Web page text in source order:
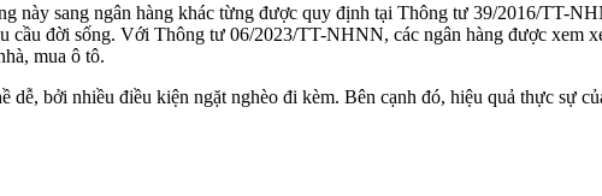
này sang ngân hàng khác từng được quy định tại Thông tư 39/2016/TT-
cầu đời sống. Với Thông tư 06/2023/TT-NHNN, các ngân hàng được xem
mua ô tô.
dễ, bởi nhiều điều kiện ngặt nghèo đi kèm. Bên cạnh đó, hiệu quả thực sự